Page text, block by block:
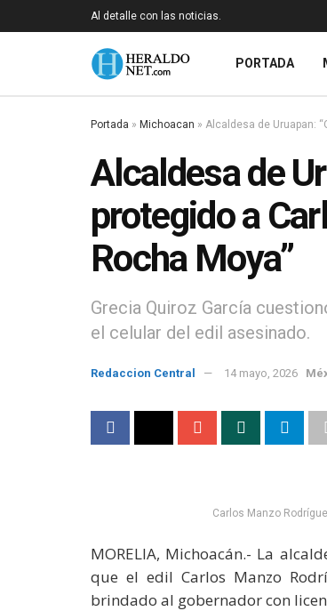
Al detalle con las noticias.
PORTADA
Portada » Michoacan » Alcaldesa de Uruapan:
Alcaldesa de
protegido a
Rocha Moya”
Grecia Quiroz García
el celular del edil asesinado.
Redaccion Central 14 mayo, 2026
Carlos Manzo
MORELIA, Michoacán.- La
que el edil Carlos Manzo
brindado al gobernador con